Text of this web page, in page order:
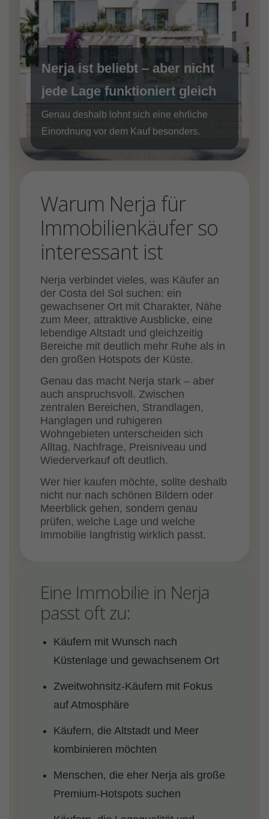
Nerja ist beliebt – aber nicht
jede Lage funktioniert gleich
Genau deshalb lohnt sich eine ehrliche
Einordnung vor dem Kauf besonders.
Warum Nerja für
Immobilienkäufer so
interessant ist
Nerja verbindet vieles, was Käufer an
der Costa del Sol suchen: ein
gewachsener Ort mit Charakter, Nähe
zum Meer, attraktive Ausblicke, eine
lebendige Altstadt und gleichzeitig
Bereiche mit deutlich mehr Ruhe als in
den großen Hotspots der Küste.
Genau das macht Nerja stark – aber
auch anspruchsvoll. Zwischen
zentralen Bereichen, Strandlagen,
Hanglagen und ruhigeren
Wohngebieten unterscheiden sich
Alltag, Nachfrage, Preisniveau und
Wiederverkauf oft deutlich.
Wer hier kaufen möchte, sollte deshalb
nicht nur nach schönen Bildern oder
Meerblick gehen, sondern genau
prüfen, welche Lage und welche
Immobilie langfristig wirklich passt.
Eine Immobilie in Nerja
passt oft zu:
Käufern mit Wunsch nach
Küstenlage und gewachsenem Ort
Zweitwohnsitz-Käufern mit Fokus
auf Atmosphäre
Käufern, die Altstadt und Meer
kombinieren möchten
Menschen, die eher Nerja als große
Premium-Hotspots suchen